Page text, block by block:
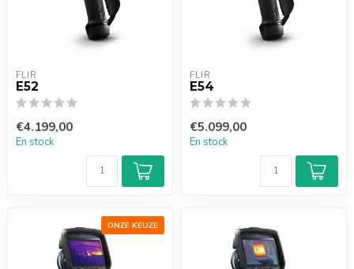
FLIR
E52
€4.199,00
En stock
FLIR
E54
€5.099,00
En stock
ONZE KEUZE